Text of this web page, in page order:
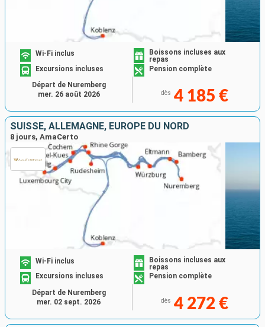
Wi-Fi inclus
Boissons incluses aux
repas
Excursions incluses
Pension complète
dès 4 185 €
Départ de Nuremberg
mer. 26 août 2026
SUISSE, ALLEMAGNE, EUROPE DU NORD
8 jours, AmaCerto
Wi-Fi inclus
Boissons incluses aux
repas
Excursions incluses
Pension complète
dès 4 272 €
Départ de Nuremberg
mer. 02 sept. 2026